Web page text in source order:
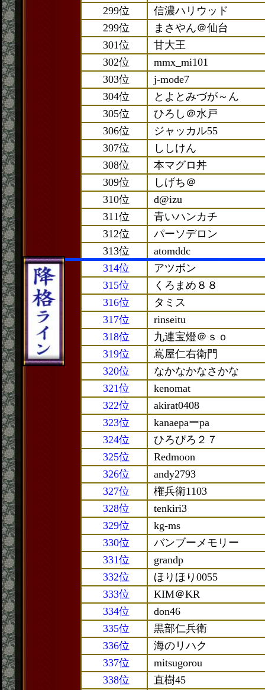
299位
信濃ハリウッド
299位
まさやん＠仙台
301位
甘大王
302位
mmx_mi101
303位
j-mode7
304位
とよとみづが～ん
305位
ひろし＠水戸
306位
ジャッカル55
307位
ししけん
308位
本マグロ丼
309位
しげち＠
310位
d@izu
311位
青いハンカチ
312位
パーソデロン
313位
atomddc
314位
アツボン
315位
くろまめ８８
316位
タミス
317位
rinseitu
318位
九連宝燈＠ｓｏ
319位
嶌屋仁右衛門
320位
なかなかなさかな
321位
kenomat
322位
akirat0408
323位
kanaepaーpa
324位
ひろぴろ２７
325位
Redmoon
326位
andy2793
327位
権兵衛1103
328位
tenkiri3
329位
kg-ms
330位
バンブーメモリー
331位
grandp
332位
ほりほり0055
333位
KIM＠KR
334位
don46
335位
黒部仁兵衛
336位
海のリハク
337位
mitsugorou
338位
直樹45